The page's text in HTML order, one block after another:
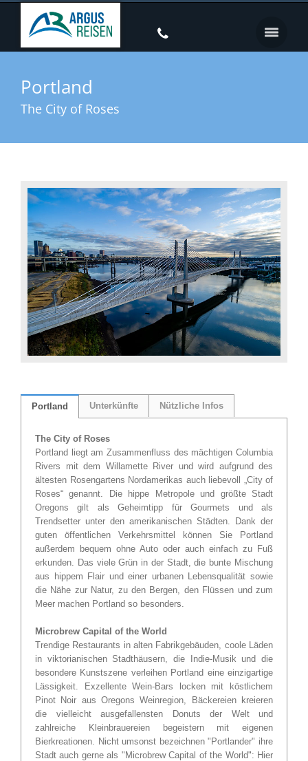
Portland
The City of Roses
Portland Unterkünfte Nützliche Infos
The City of Roses
Portland liegt am Zusammenfluss des mächtigen Columbia
Rivers mit dem Willamette River und wird aufgrund des
ältesten Rosengartens Nordamerikas auch liebevoll „City of
Roses“ genannt. Die hippe Metropole und größte Stadt
Oregons gilt als Geheimtipp für Gourmets und als
Trendsetter unter den amerikanischen Städten. Dank der
guten öffentlichen Verkehrsmittel können Sie Portland
außerdem bequem ohne Auto oder auch einfach zu Fuß
erkunden. Das viele Grün in der Stadt, die bunte Mischung
aus hippem Flair und einer urbanen Lebensqualität sowie
die Nähe zur Natur, zu den Bergen, den Flüssen und zum
Meer machen Portland so besonders.
Microbrew Capital of the World
Trendige Restaurants in alten Fabrikgebäuden, coole Läden
in viktorianischen Stadthäusern, die Indie-Musik und die
besondere Kunstszene verleihen Portland eine einzigartige
Lässigkeit. Exzellente Wein-Bars locken mit köstlichem
Pinot Noir aus Oregons Weinregion, Bäckereien kreieren
die vielleicht ausgefallensten Donuts der Welt und
zahlreiche Kleinbrauereien begeistern mit eigenen
Bierkreationen. Nicht umsonst bezeichnen "Portlander" ihre
Stadt auch gerne als "Microbrew Capital of the World": Hier